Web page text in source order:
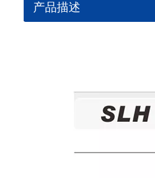
产品描述